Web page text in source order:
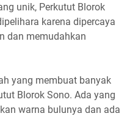
unik, Perkutut Blorok
karena dipercaya
dan memudahkan
yang membuat banyak
Blorok Sono. Ada yang
warna bulunya dan ada